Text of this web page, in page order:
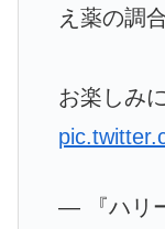
え薬の調
お楽しみ
— 『ハリ